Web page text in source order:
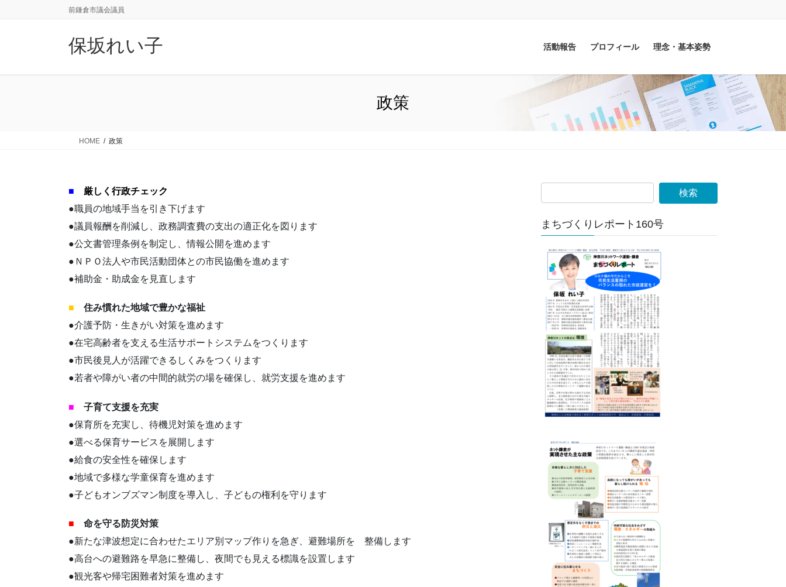
前鎌倉市議会議員
保坂れい子 活動報告 プロフィール 理念・基本姿勢
政策
HOME 政策
■ 厳しく行政チェック
●職員の地域手当を引き下げます
●議員報酬を削減し、政務調査費の支出の適正化を図ります
●公文書管理条例を制定し、情報公開を進めます
●ＮＰＯ法人や市民活動団体との市民協働を進めます
●補助金・助成金を見直します
■ 住み慣れた地域で豊かな福祉
●介護予防・生きがい対策を進めます
●在宅高齢者を支える生活サポートシステムをつくります
●市民後見人が活躍できるしくみをつくります
●若者や障がい者の中間的就労の場を確保し、就労支援を進めます
■ 子育て支援を充実
●保育所を充実し、待機児対策を進めます
●選べる保育サービスを展開します
●給食の安全性を確保します
●地域で多様な学童保育を進めます
●子どもオンブズマン制度を導入し、子どもの権利を守ります
■ 命を守る防災対策
●新たな津波想定に合わせたエリア別マップ作りを急ぎ、避難場所を 整備します
●高台への避難路を早急に整備し、夜間でも見える標識を設置します
●観光客や帰宅困難者対策を進めます
まちづくりレポート160号